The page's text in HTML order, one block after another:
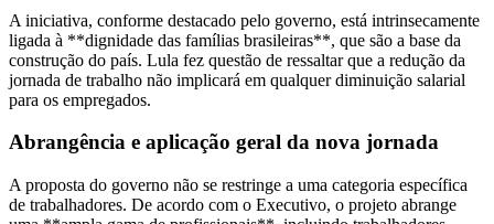
A iniciativa, conforme destacado pelo governo, está intrinsecamente
ligada à **dignidade das famílias brasileiras**, que são a base da
construção do país. Lula fez questão de ressaltar que a redução da
jornada de trabalho não implicará em qualquer diminuição salarial
para os empregados.
Abrangência e aplicação geral da nova jornada
A proposta do governo não se restringe a uma categoria específica
de trabalhadores. De acordo com o Executivo, o projeto abrange